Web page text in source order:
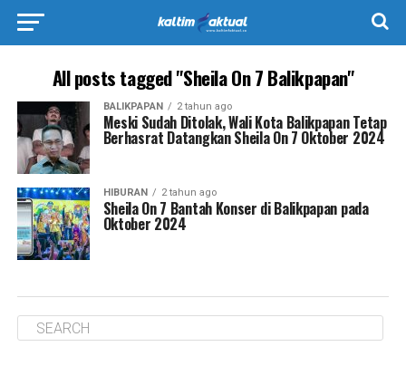
All posts tagged "Sheila On 7 Balikpapan"
BALIKPAPAN 2 tahun ago
Meski Sudah Ditolak, Wali Kota Balikpapan Tetap
Berhasrat Datangkan Sheila On 7 Oktober 2024
HIBURAN 2 tahun ago
Sheila On 7 Bantah Konser di Balikpapan pada
Oktober 2024